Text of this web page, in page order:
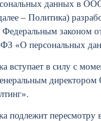
данных в
– Политика)
Федеральным законом
«О персональных
вступает в силу с
подлежит пересмотру